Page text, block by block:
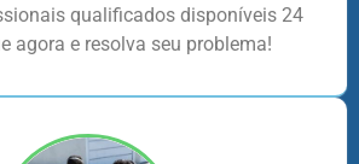
qualificados disponíveis 24
agora e resolva seu problema!